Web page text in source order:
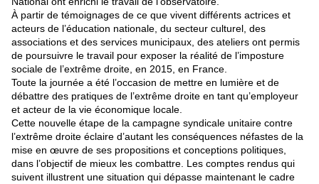
À partir de témoignages de ce que vivent différents actrices et
acteurs de l’éducation nationale, du secteur culturel, des
associations et des services municipaux, des ateliers ont permis
de poursuivre le travail pour exposer la réalité de l’imposture
sociale de l’extrême droite, en 2015, en France.
Toute la journée a été l’occasion de mettre en lumière et de
débattre des pratiques de l’extrême droite en tant qu’employeur
et acteur de la vie économique locale.
Cette nouvelle étape de la campagne syndicale unitaire contre
l’extrême droite éclaire d’autant les conséquences néfastes de la
mise en œuvre de ses propositions et conceptions politiques,
dans l’objectif de mieux les combattre. Les comptes rendus qui
suivent illustrent une situation qui dépasse maintenant le cadre